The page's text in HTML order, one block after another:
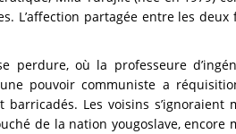
L’affection partagée entre les
perdure, où la professeure
pouvoir communiste a
Les voisins s’ignoraient
de la nation yougoslave,